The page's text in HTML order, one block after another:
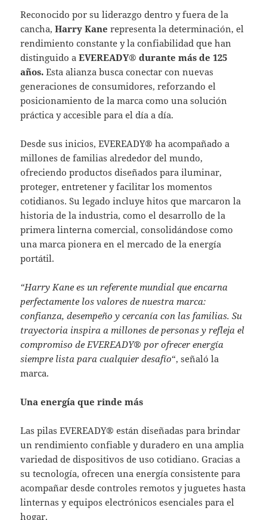
Reconocido por su liderazgo dentro y fuera de la
cancha,Harry Kane representa la determinación, el
rendimiento constante y la confiabilidad que han
distinguido aEVEREADY® durante más de 125
años. Esta alianza busca conectar con nuevas
generaciones de consumidores, reforzando el
posicionamiento de la marca como una solución
práctica y accesible para el día a día.
Desde sus inicios, EVEREADY® ha acompañado a
millones de familias alrededor del mundo,
ofreciendo productos diseñados para iluminar,
proteger, entretener y facilitar los momentos
cotidianos. Su legado incluye hitos que marcaron la
historia de la industria, como el desarrollo de la
primera linterna comercial, consolidándose como
una marca pionera en el mercado de la energía
portátil.
“Harry Kane es un referente mundial que encarna
perfectamente los valores de nuestra marca:
confianza, desempeño y cercanía con las familias. Su
trayectoria inspira a millones de personas y refleja el
compromiso de EVEREADY® por ofrecer energía
siempre lista para cualquier desafío“, señaló la
marca.
Una energía que rinde más
Las pilas EVEREADY® están diseñadas para brindar
un rendimiento confiable y duradero en una amplia
variedad de dispositivos de uso cotidiano. Gracias a
su tecnología, ofrecen una energía consistente para
acompañar desde controles remotos y juguetes hasta
linternas y equipos electrónicos esenciales para el
hogar.